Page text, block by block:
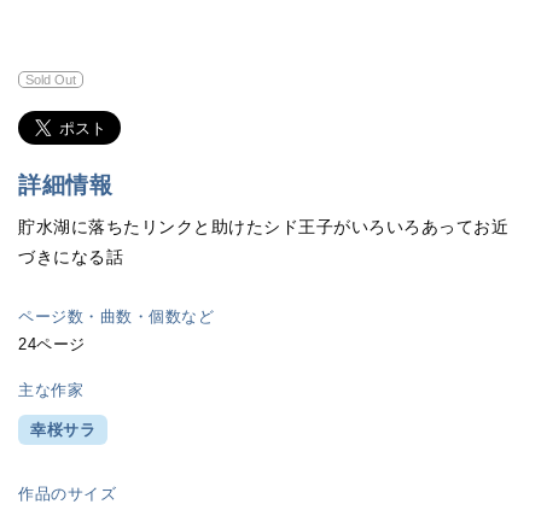
Sold Out
詳細情報
貯水湖に落ちたリンクと助けたシド王子がいろいろあってお近
づきになる話
ページ数・曲数・個数など
24ページ
主な作家
幸桜サラ
作品のサイズ